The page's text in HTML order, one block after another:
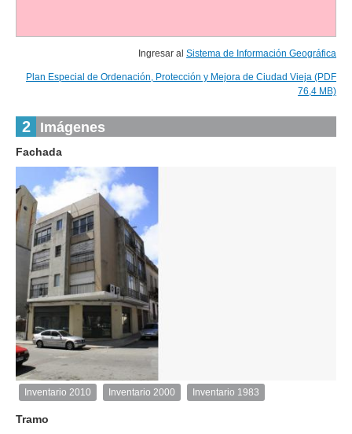
Ingresar al Sistema de Información Geográfica
Plan Especial de Ordenación, Protección y Mejora de Ciudad Vieja (PDF
76,4 MB)
2 Imágenes
Fachada
Inventario
2010
Inventario 2010
1de 1
Inventario 2000
Inventario 1983
Tramo